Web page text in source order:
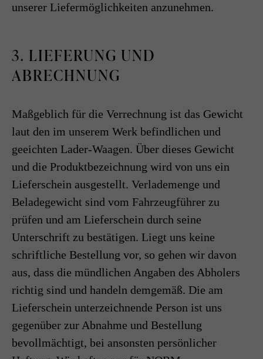
unserer Liefermöglichkeiten anzunehmen.
3. LIEFERUNG UND
ABRECHNUNG
Maßgeblich für die Verrechnung ist das Gewicht
laut den im unserem Werk befindlichen und
geeichten Lader-Waagen. Über dieses Gewicht
und die Produktbezeichnung wird von uns ein
Lieferschein ausgestellt. Verlademenge und
Beladegewicht sind vom Fahrzeugführer zu
prüfen und am Lieferschein durch seine
Unterschrift zu bestätigen. Liegt uns keine
schriftliche Bestellung vor, so gehen wir davon
aus, dass die mündlichen Angaben des Abholers
richtig sind und handeln demgemäß. Die am
Lieferschein unterzeichnende Person ist uns
gegenüber zur Abnahme und Bestellung
bevollmächtigt, bei ansonsten persönlicher